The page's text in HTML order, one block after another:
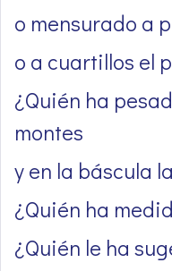
o mensurado a
o a cuartillos el
¿Quién ha
montes
y en la báscula
¿Quién ha
¿Quién le ha